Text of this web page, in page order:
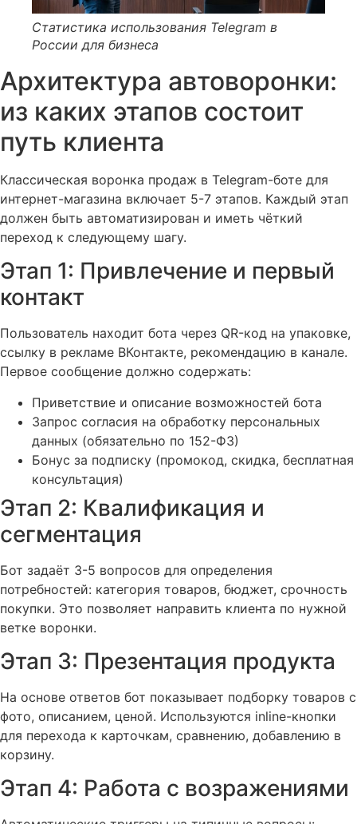
Статистика использования Telegram в
России для бизнеса
Архитектура автоворонки:
из каких этапов состоит
путь клиента
Классическая воронка продаж в Telegram-боте для
интернет-магазина включает 5-7 этапов. Каждый этап
должен быть автоматизирован и иметь чёткий
переход к следующему шагу.
Этап 1: Привлечение и первый
контакт
Пользователь находит бота через QR-код на упаковке,
ссылку в рекламе ВКонтакте, рекомендацию в канале.
Первое сообщение должно содержать:
Приветствие и описание возможностей бота
Запрос согласия на обработку персональных
данных (обязательно по 152-ФЗ)
Бонус за подписку (промокод, скидка, бесплатная
консультация)
Этап 2: Квалификация и
сегментация
Бот задаёт 3-5 вопросов для определения
потребностей: категория товаров, бюджет, срочность
покупки. Это позволяет направить клиента по нужной
ветке воронки.
Этап 3: Презентация продукта
На основе ответов бот показывает подборку товаров с
фото, описанием, ценой. Используются inline-кнопки
для перехода к карточкам, сравнению, добавлению в
корзину.
Этап 4: Работа с возражениями